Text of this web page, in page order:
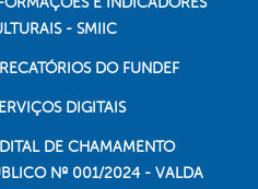
- SMIIC
DO FUNDEF
DIGITAIS
DE CHAMAMENTO
Nº 001/2024 - VALDA